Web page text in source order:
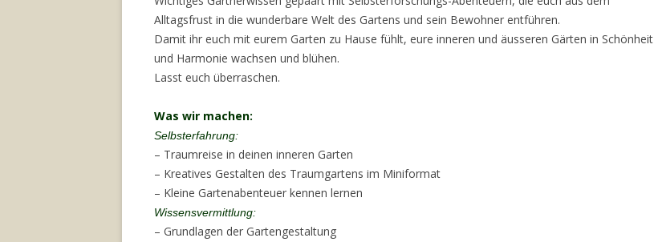
Alltagsfrust in die wunderbare Welt des Gartens und sein Bewohner entführen.
Damit ihr euch mit eurem Garten zu Hause fühlt, eure inneren und äusseren Gärten in Schönheit
und Harmonie wachsen und blühen.
Lasst euch überraschen.
Was wir machen:
Selbsterfahrung:
– Traumreise in deinen inneren Garten
– Kreatives Gestalten des Traumgartens im Miniformat
– Kleine Gartenabenteuer kennen lernen
Wissensvermittlung:
– Grundlagen der Gartengestaltung